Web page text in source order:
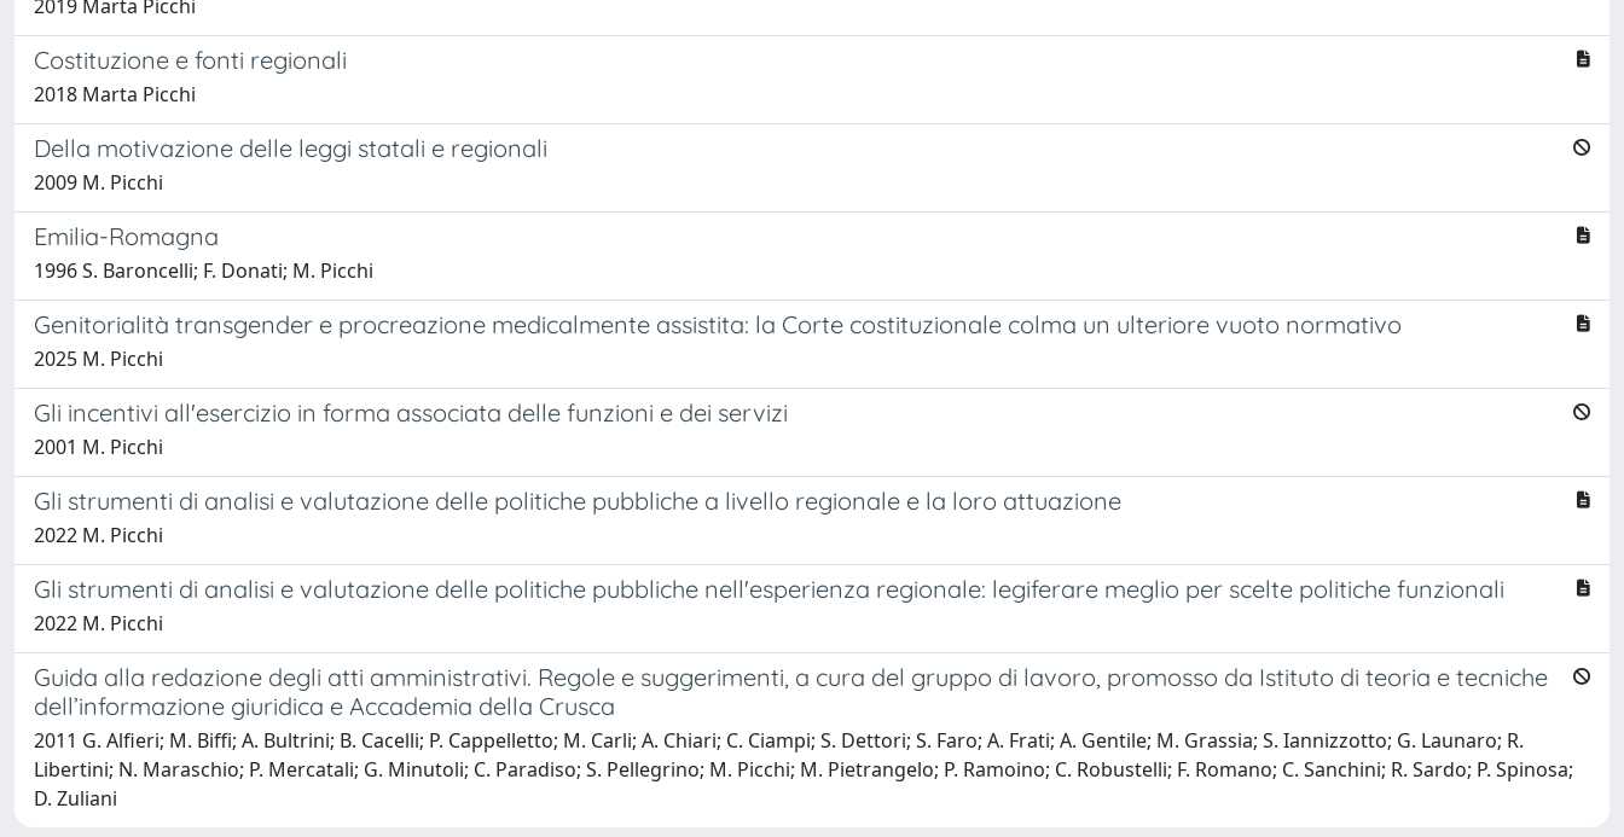
2019 Marta Picchi
Costituzione e fonti regionali
2018 Marta Picchi
Della motivazione delle leggi statali e regionali
2009 M. Picchi
Emilia-Romagna
1996 S. Baroncelli; F. Donati; M. Picchi
Genitorialità transgender e procreazione medicalmente assistita: la Corte costituzionale colma un ulteriore vuoto normativo
2025 M. Picchi
Gli incentivi all'esercizio in forma associata delle funzioni e dei servizi
2001 M. Picchi
Gli strumenti di analisi e valutazione delle politiche pubbliche a livello regionale e la loro attuazione
2022 M. Picchi
Gli strumenti di analisi e valutazione delle politiche pubbliche nell'esperienza regionale: legiferare meglio per scelte politiche funzionali
2022 M. Picchi
Guida alla redazione degli atti amministrativi. Regole e suggerimenti, a cura del gruppo di lavoro, promosso da Istituto di teoria e tecniche
dell’informazione giuridica e Accademia della Crusca
2011 G. Alfieri; M. Biffi; A. Bultrini; B. Cacelli; P. Cappelletto; M. Carli; A. Chiari; C. Ciampi; S. Dettori; S. Faro; A. Frati; A. Gentile; M. Grassia; S. Iannizzotto; G. Launaro; R.
Libertini; N. Maraschio; P. Mercatali; G. Minutoli; C. Paradiso; S. Pellegrino; M. Picchi; M. Pietrangelo; P. Ramoino; C. Robustelli; F. Romano; C. Sanchini; R. Sardo; P. Spinosa;
D. Zuliani